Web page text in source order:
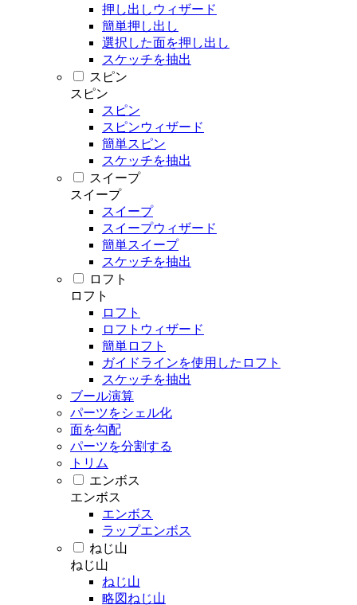
押し出しウィザード
簡単押し出し
選択した面を押し出し
スケッチを抽出
スピン
スピン
スピン
スピンウィザード
簡単スピン
スケッチを抽出
スイープ
スイープ
スイープ
スイープウィザード
簡単スイープ
スケッチを抽出
ロフト
ロフト
ロフト
ロフトウィザード
簡単ロフト
ガイドラインを使用したロフト
スケッチを抽出
ブール演算
パーツをシェル化
面を勾配
パーツを分割する
トリム
エンボス
エンボス
エンボス
ラップエンボス
ねじ山
ねじ山
ねじ山
略図ねじ山